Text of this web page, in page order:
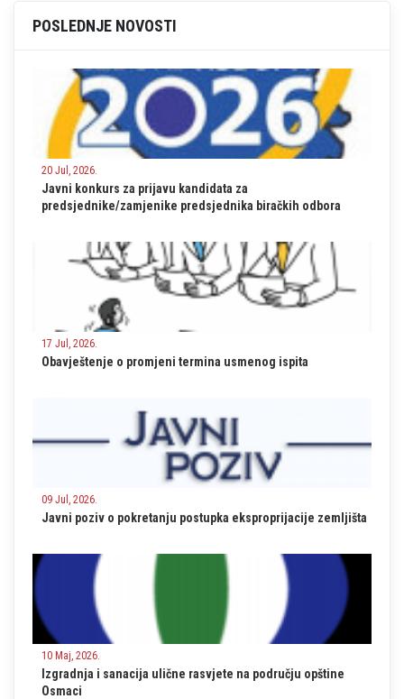
POSLEDNJE NOVOSTI
20 Jul, 2026.
Javni konkurs za prijavu kandidata za
predsjednike/zamjenike predsjednika biračkih odbora
17 Jul, 2026.
Obavještenje o promjeni termina usmenog ispita
09 Jul, 2026.
Javni poziv o pokretanju postupka eksproprijacije zemljišta
10 Maj, 2026.
Izgradnja i sanacija ulične rasvjete na području opštine
Osmaci